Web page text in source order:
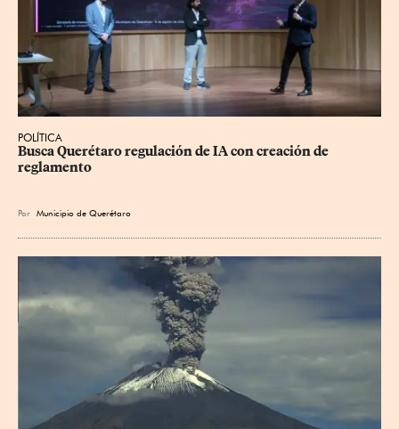
POLÍTICA
Busca Querétaro regulación de IA con creación de
reglamento
Por Municipio de Querétaro